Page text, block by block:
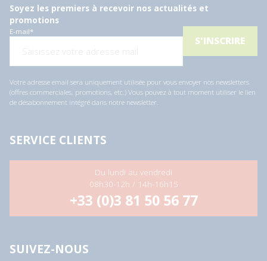
Soyez les premiers à recevoir nos actualités et
promotions
E-mail*
Votre adresse email sera uniquement utilisée pour vous envoyer nos newsletters
(offres commerciales, promotions, etc.) Vous pouvez à tout moment utiliser le lien
de désabonnement intégré dans notre newsletter.
SERVICE CLIENTS
Du lundi au vendredi
08h30-12h / 14h-16h15
+33 (0)3 81 50 56 77
SUIVEZ-NOUS